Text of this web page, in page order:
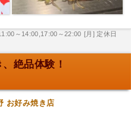
～14:00,17:00～22:00 [月] 定休日
絶品体験！
お好み焼き店